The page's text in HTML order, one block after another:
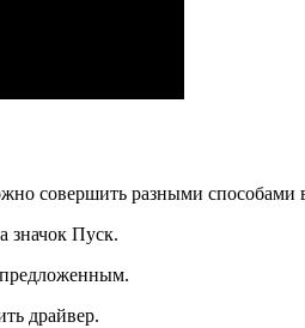
совершить разными способами
значок Пуск.
предложенным.
драйвер.